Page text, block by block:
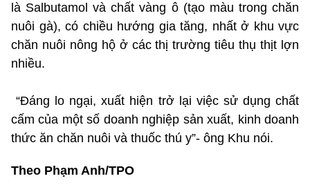
là Salbutamol và chất vàng ô (tạo màu trong chăn
nuôi gà), có chiều hướng gia tăng, nhất ở khu vực
chăn nuôi nông hộ ở các thị trường tiêu thụ thịt lợn
nhiều.
“Đáng lo ngại, xuất hiện trở lại việc sử dụng chất
cấm của một số doanh nghiệp sản xuất, kinh doanh
thức ăn chăn nuôi và thuốc thú y”- ông Khu nói.
Theo Phạm Anh/TPO